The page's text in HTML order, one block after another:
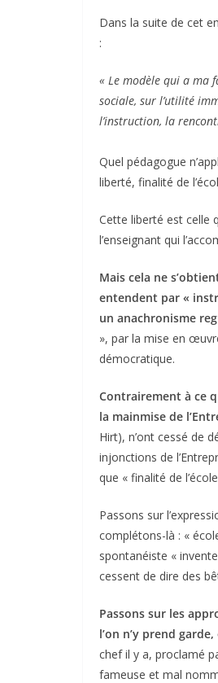
Dans la suite de cet
:
« Le modèle qui a ma
sociale, sur l’utilité
l’instruction, la
Quel pédagogue
liberté, finalité de
Cette liberté est celle
l’enseignant qui
Mais cela ne
entendent par «
un anachronisme
», par la mise en
démocratique.
Contrairement à ce
la mainmise de
Hirt), n’ont cessé de
injonctions de
que « finalité de
Passons sur
complétons-là : «
spontanéiste «
cessent de dire des
Passons sur les
l’on n’y prend
chef il y a, proclamé
fameuse et mal